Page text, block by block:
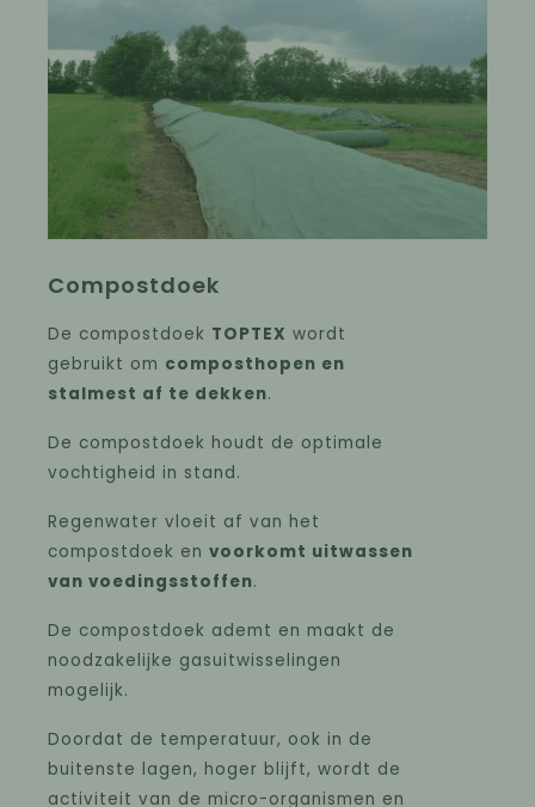
Compostdoek
De compostdoek TOPTEX wordt
gebruikt om composthopen en
stalmest af te dekken.
De compostdoek houdt de optimale
vochtigheid in stand.
Regenwater vloeit af van het
compostdoek en voorkomt uitwassen
van voedingsstoffen.
De compostdoek ademt en maakt de
noodzakelijke gasuitwisselingen
mogelijk.
Doordat de temperatuur, ook in de
buitenste lagen, hoger blijft, wordt de
activiteit van de micro-organismen en